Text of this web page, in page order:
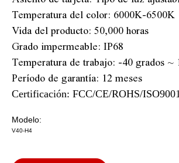
Temperatura del color: 6000K-6500K
Vida del producto: 50,000 horas
Grado impermeable: IP68
Temperatura de trabajo: -40 grados ~
Período de garantía: 12 meses
Certificación: FCC/CE/ROHS/
Modelo:
V40-H4